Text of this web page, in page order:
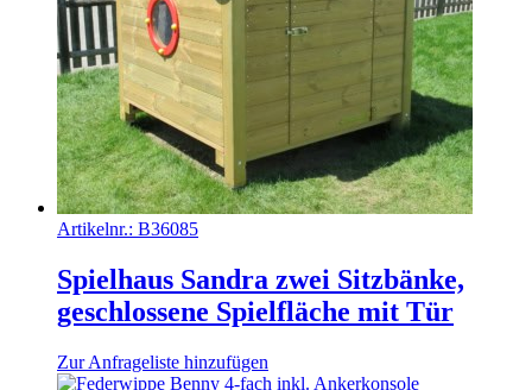
Artikelnr.: B36085
Spielhaus Sandra zwei Sitzbänke,
geschlossene Spielfläche mit Tür
Zur Anfrageliste hinzufügen